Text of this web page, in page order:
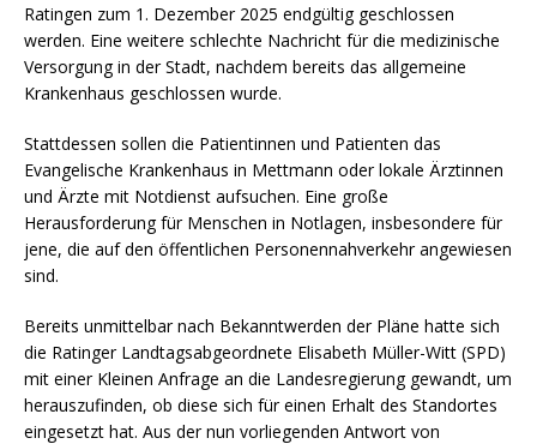
Ratingen zum 1. Dezember 2025 endgültig geschlossen
werden. Eine weitere schlechte Nachricht für die medizinische
Versorgung in der Stadt, nachdem bereits das allgemeine
Krankenhaus geschlossen wurde.
Stattdessen sollen die Patientinnen und Patienten das
Evangelische Krankenhaus in Mettmann oder lokale Ärztinnen
und Ärzte mit Notdienst aufsuchen. Eine große
Herausforderung für Menschen in Notlagen, insbesondere für
jene, die auf den öffentlichen Personennahverkehr angewiesen
sind.
Bereits unmittelbar nach Bekanntwerden der Pläne hatte sich
die Ratinger Landtagsabgeordnete Elisabeth Müller-Witt (SPD)
mit einer Kleinen Anfrage an die Landesregierung gewandt, um
herauszufinden, ob diese sich für einen Erhalt des Standortes
eingesetzt hat. Aus der nun vorliegenden Antwort von